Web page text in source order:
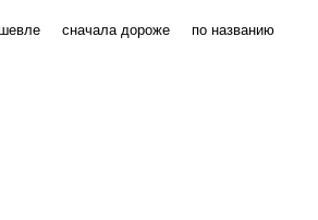
сначала дороже по названию